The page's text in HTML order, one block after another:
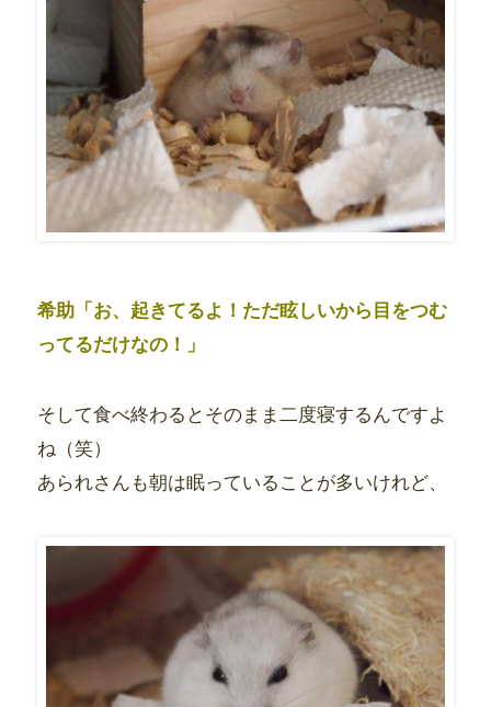
希助「お、起きてるよ！ただ眩しいから目をつむ
ってるだけなの！」
そして食べ終わるとそのまま二度寝するんですよ
ね（笑）
あられさんも朝は眠っていることが多いけれど、